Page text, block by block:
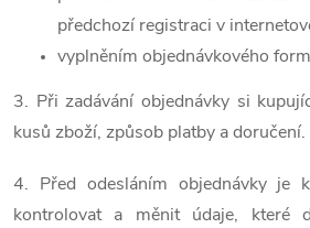
předchozí registraci v
vyplněním objednávkového
3. Při zadávání objednávky si
kusů zboží, způsob platby a doručení.
4. Před odesláním objednávky je
kontrolovat a měnit údaje, které